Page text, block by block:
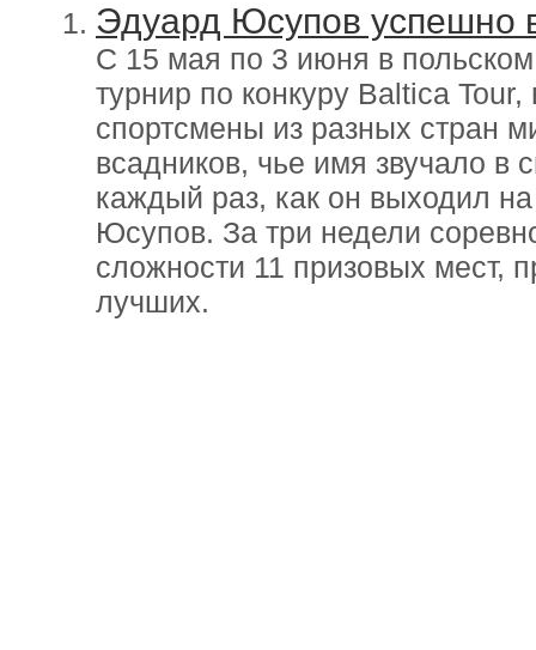
Эдуард Юсупов успешно
С 15 мая по 3 июня в
турнир по конкуру Baltica
спортсмены из разных стран
всадников, чье имя звучало в
каждый раз, как он выходил
Юсупов. За три недели
сложности 11 призовых мест,
лучших.